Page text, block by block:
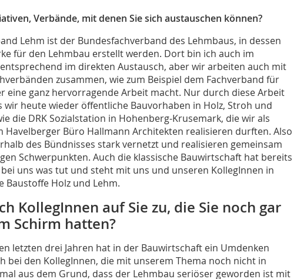
Verbände, mit denen Sie sich austauschen können?
Lehm ist der Bundesfachverband des Lehmbaus, in dessen
für den Lehmbau erstellt werden. Dort bin ich auch im
im direkten Austausch, aber wir arbeiten auch mit
zusammen, wie zum Beispiel dem Fachverband für
eine ganz hervorragende Arbeit macht. Nur durch diese Arbeit
wir heute wieder öffentliche Bauvorhaben in Holz, Stroh und
die DRK Sozialstation in Hohenberg-Krusemark, die wir als
Havelberger Büro Hallmann Architekten realisieren durften. Also
des Bündnisses stark vernetzt und realisieren gemeinsam
Schwerpunkten. Auch die klassische Bauwirtschaft hat bereits
uns was tut und steht mit uns und unseren KollegInnen in
Baustoffe Holz und Lehm.
KollegInnen auf Sie zu, die Sie noch gar
Schirm hatten?
letzten drei Jahren hat in der Bauwirtschaft ein Umdenken
bei den KollegInnen, die mit unserem Thema noch nicht in
aus dem Grund, dass der Lehmbau seriö­ser geworden ist mit